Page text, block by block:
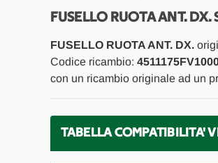
FUSELLO RUOTA ANT.
FUSELLO RUOTA ANT. DX.
Codice ricambio:
con un ricambio originale ad un
TABELLA COMPATIBILITA'